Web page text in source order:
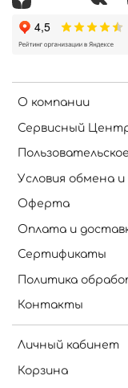
О компании
Сервисный
Условия обмена
Оферта
Оплата и
Сертификаты
Политика
Контакты
Личный кабинет
Корзина